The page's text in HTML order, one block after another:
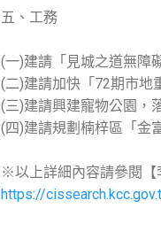
五、工務
(一)建請「見城之道無障
(二)建請加快「72期市地
(三)建請興建寵物公園，
(四)建請規劃楠梓區「金
※以上詳細內容請參閱【
https://